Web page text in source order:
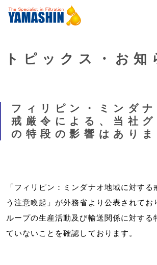
トピックス・お知
フィリピン・ミンダ
戒厳令による、当社
の特段の影響はありま
「フィリピン：ミンダナオ地域に対す
う注意喚起」が外務省より公表されてお
ループの生産活動及び輸送関係に対する
ていないことを確認しております。